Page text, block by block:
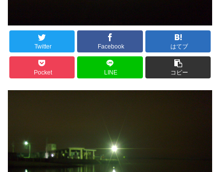
Twitter Facebook はてブ
Pocket LINE コピー